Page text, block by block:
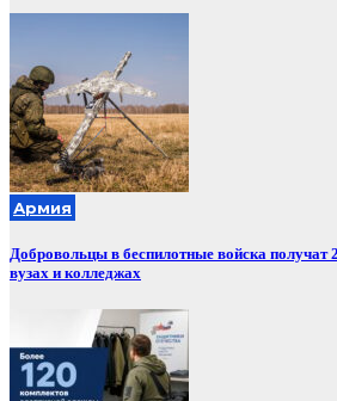
Армия
Добровольцы в беспилотные войска получат
вузах и колледжах